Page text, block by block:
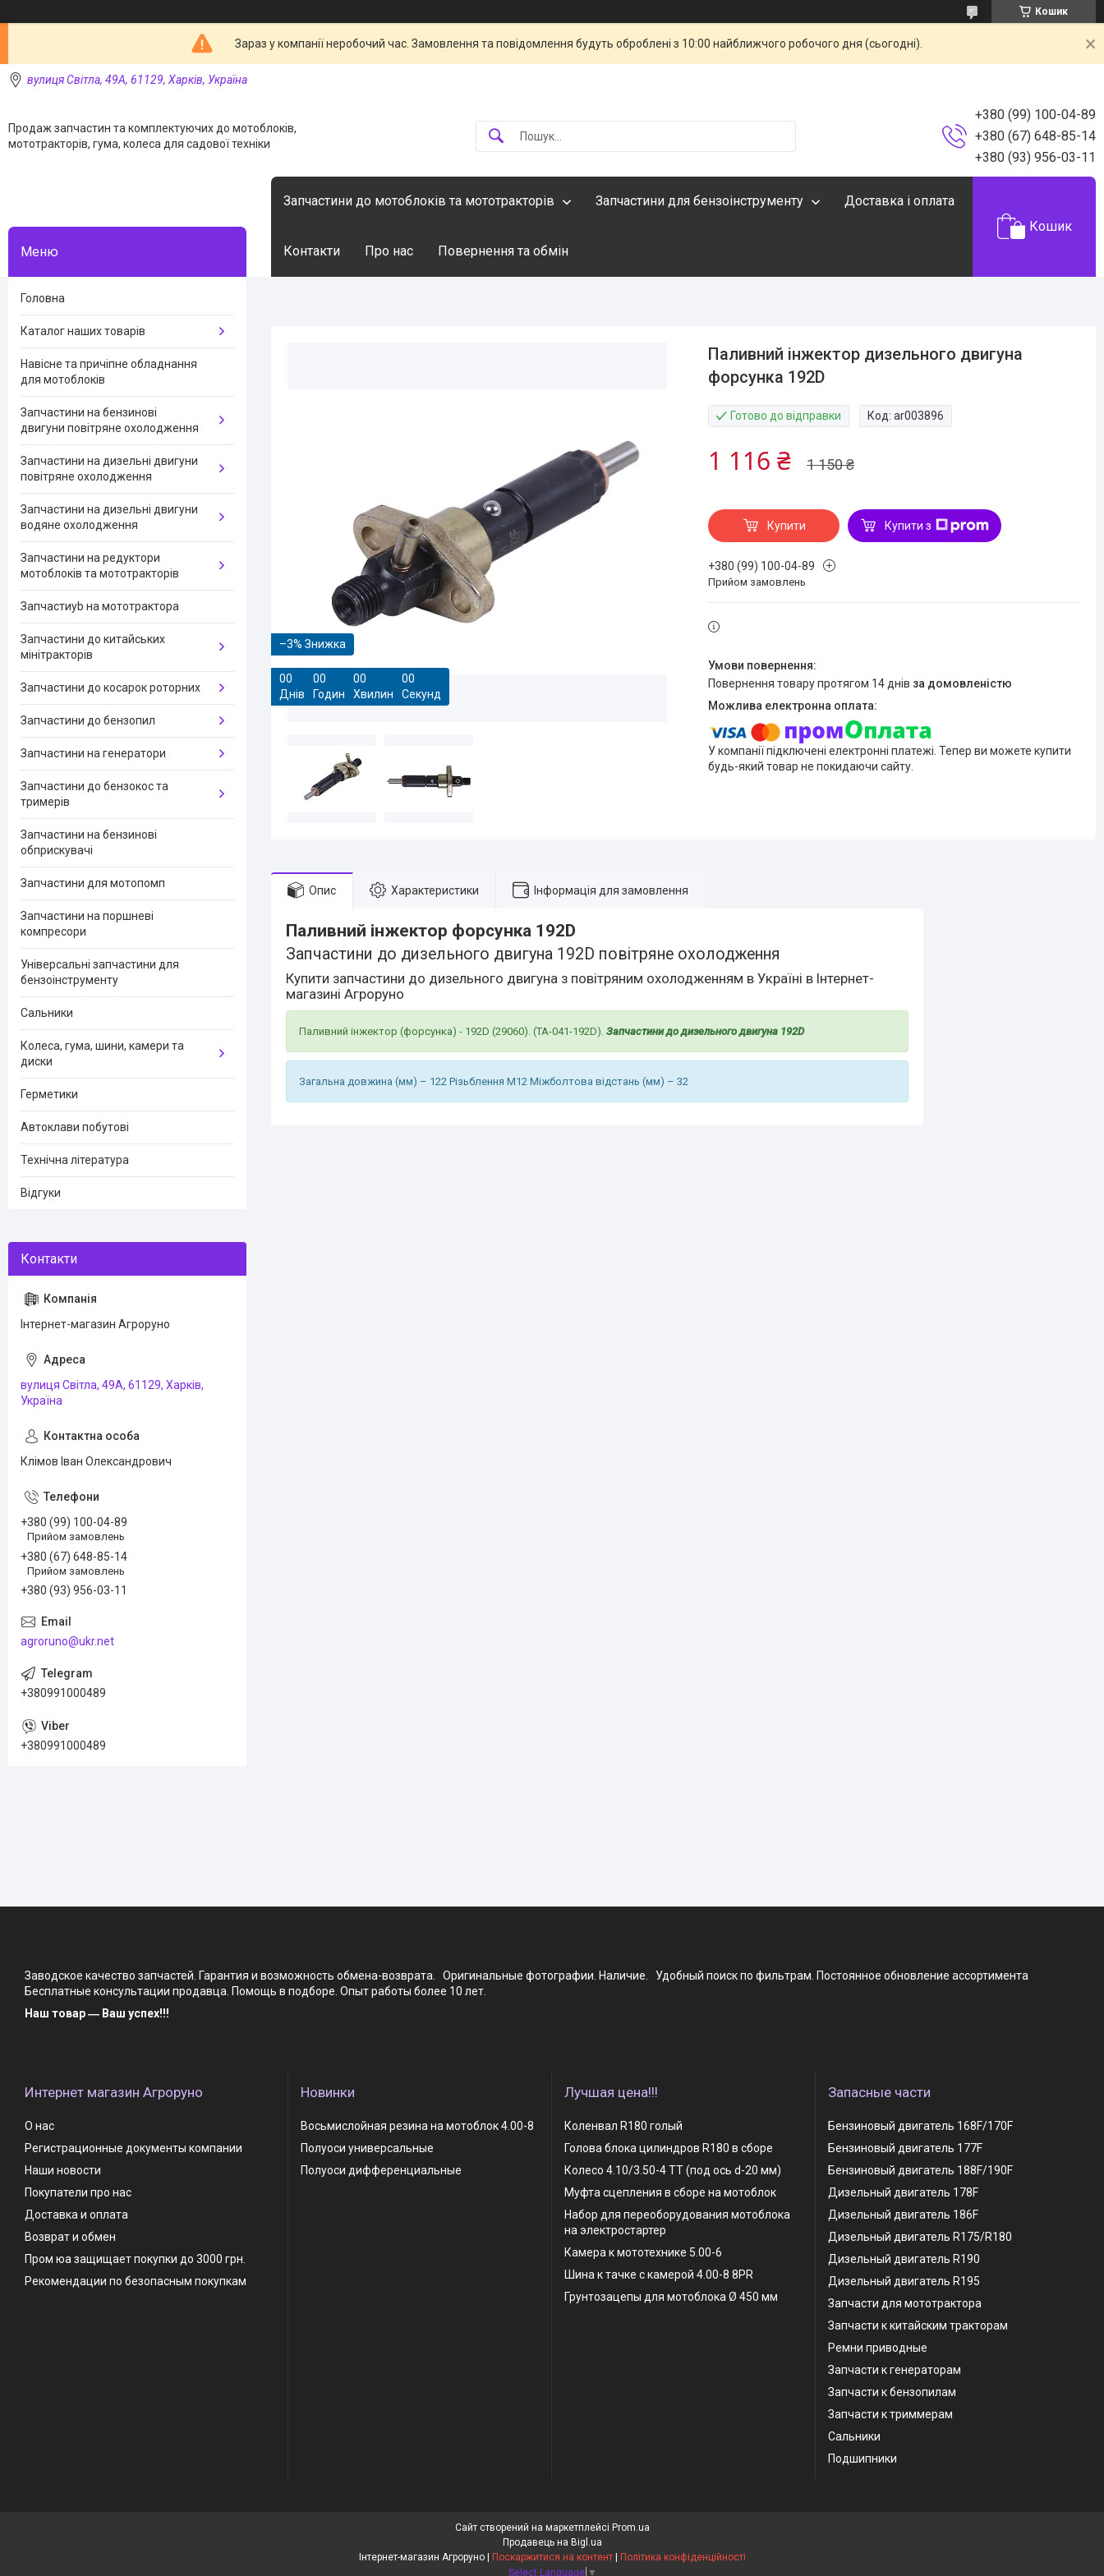
Кошик
Зараз у компанії неробочий час. Замовлення та повідомлення будуть оброблені з 10:00 найближчого робочого дня (сьогодні).
вулиця Світла, 49А, 61129, Харків, Україна
Продаж запчастин та комплектуючих до мотоблоків,
мототракторів, гума, колеса для садової техніки
+380 (99) 100-04-89
+380 (67) 648-85-14
+380 (93) 956-03-11
Запчастини до мотоблоків та мототракторів Запчастини для бензоінструменту Доставка і оплата
Контакти Про нас Повернення та обмін
Кошик
–3%
00
Днів
00
Годин
00
Хвилин
00
Секунд
Паливний інжектор дизельного двигуна
форсунка 192D
Готово до відправки Код:ar003896
1 150 ₴
1 116 ₴
Купити Купити з
+380 (99) 100-04-89
Прийом замовлень
повернення товару протягом 14 днів за домовленістю
У компанії підключені електронні платежі. Тепер ви можете купити
будь-який товар не покидаючи сайту.
Опис Характеристики Інформація для замовлення
Паливний інжектор форсунка 192D
Запчастини до дизельного двигуна 192D повітряне охолодження
Купити запчастини до дизельного двигуна з повітряним охолодженням в Україні в Інтернет-
магазині Агроруно
Паливний інжектор (форсунка) - 192D (29060). (TA-041-192D). Запчастини до дизельного двигуна 192D
Загальна довжина (мм) – 122 Різьблення М12 Міжболтова відстань (мм) – 32
Головна
Каталог наших товарів
Навісне та причіпне обладнання
для мотоблоків
Запчастини на бензинові
двигуни повітряне охолодження
Запчастини на дизельні двигуни
повітряне охолодження
Запчастини на дизельні двигуни
водяне охолодження
Запчастини на редуктори
мотоблоків та мототракторів
Запчастиyb на мототрактора
Запчастини до китайських
мінітракторів
Запчастини до косарок роторних
Запчастини до бензопил
Запчастини на генератори
Запчастини до бензокос та
тримерів
Запчастини на бензинові
обприскувачі
Запчастини для мотопомп
Запчастини на поршневі
компресори
Універсальні запчастини для
бензоінструменту
Сальники
Колеса, гума, шини, камери та
диски
Герметики
Автоклави побутові
Технічна література
Відгуки
Інтернет-магазин Агроруно
вулиця Світла, 49А, 61129, Харків,
Україна
Клімов Іван Олександрович
+380 (99) 100-04-89
Прийом замовлень
+380 (67) 648-85-14
Прийом замовлень
+380 (93) 956-03-11
agroruno@ukr.net
+380991000489
+380991000489
Заводское качество запчастей. Гарантия и возможность обмена-возврата. Оригинальные фотографии. Наличие. Удобный поиск по фильтрам. Постоянное обновление ассортимента
Бесплатные консультации продавца. Помощь в подборе. Опыт работы более 10 лет.
Наш товар ― Ваш успех!!!
Интернет магазин Агроруно
О нас
Регистрационные документы компании
Наши новости
Покупатели про нас
Доставка и оплата
Возврат и обмен
Пром юа защищает покупки до 3000 грн.
Рекомендации по безопасным покупкам
Новинки
Восьмислойная резина на мотоблок 4.00-8
Полуоси универсальные
Полуоси дифференциальные
Лучшая цена!!!
Коленвал R180 голый
Голова блока цилиндров R180 в сборе
Колесо 4.10/3.50-4 TT (под ось d-20 мм)
Муфта сцепления в сборе на мотоблок
Набор для переоборудования мотоблока
на электростартер
Камера к мототехнике 5.00-6
Шина к тачке с камерой 4.00-8 8PR
Грунтозацепы для мотоблока Ø 450 мм
Запасные части
Бензиновый двигатель 168F/170F
Бензиновый двигатель 177F
Бензиновый двигатель 188F/190F
Дизельный двигатель 178F
Дизельный двигатель 186F
Дизельный двигатель R175/R180
Дизельный двигатель R190
Дизельный двигатель R195
Запчасти для мототрактора
Запчасти к китайским тракторам
Ремни приводные
Запчасти к генераторам
Запчасти к бензопилам
Запчасти к триммерам
Сальники
Подшипники
Сайт створений на маркетплейсі Prom.ua
Продавець на Bigl.ua
Поскаржитися на контент
Політика конфіденційності
Select Language ▼